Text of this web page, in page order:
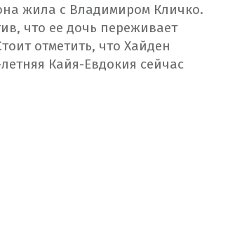
жила с Владимиром Кличко.
что ее дочь переживает
отметить, что Хайден
Кайя-Евдокия сейчас